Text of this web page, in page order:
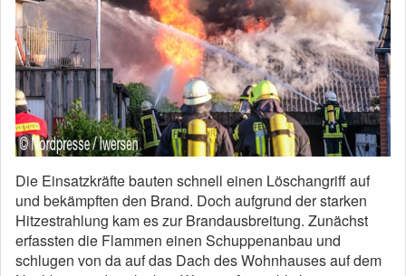
Die Einsatzkräfte bauten schnell einen Löschangriff auf
und bekämpften den Brand. Doch aufgrund der starken
Hitzestrahlung kam es zur Brandausbreitung. Zunächst
erfassten die Flammen einen Schuppenanbau und
schlugen von da auf das Dach des Wohnhauses auf dem